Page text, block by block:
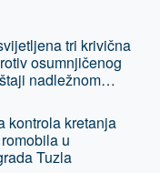
tri krivična
osumnjičenog
nadležnom
kontrola kretanja
u
Tuzla